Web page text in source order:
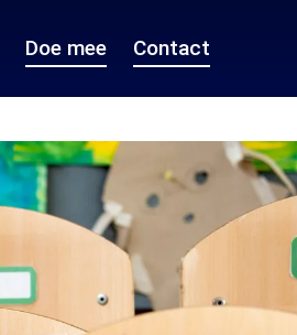
Doe mee Contact